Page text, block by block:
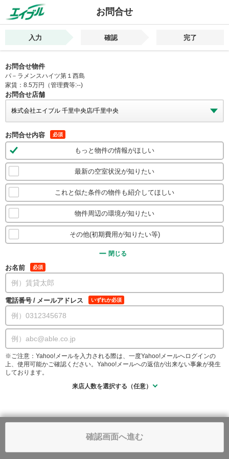
お問合せ
入力 確認 完了
お問合せ物件
パ－ラメンスハイツ第１西島
家賃：8.5万円（管理費等:--)
お問合せ店舗
お問合せ内容 必須
もっと物件の情報がほしい
最新の空室状況が知りたい
これと似た条件の物件も紹介してほしい
物件周辺の環境が知りたい
その他(初期費用が知りたい等)
閉じる
お名前 必須
電話番号 / メールアドレス いずれか必須
※ご注意：Yahoo!メールを入力される際は、一度Yahoo!メールへログインの
上、使用可能かご確認ください。Yahoo!メールへの返信が出来ない事象が発生
しております。
来店人数を選択する（任意）
確認画面へ進む